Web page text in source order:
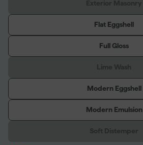
Flat Eggshell
Full Gloss
Modern Eggshell
Modern Emulsion